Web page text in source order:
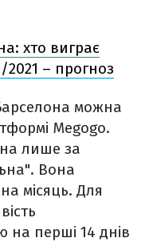
хто виграє
2021 – прогноз
можна
Megogo.
лише за
Вона
місяць. Для
на перші 14 днів